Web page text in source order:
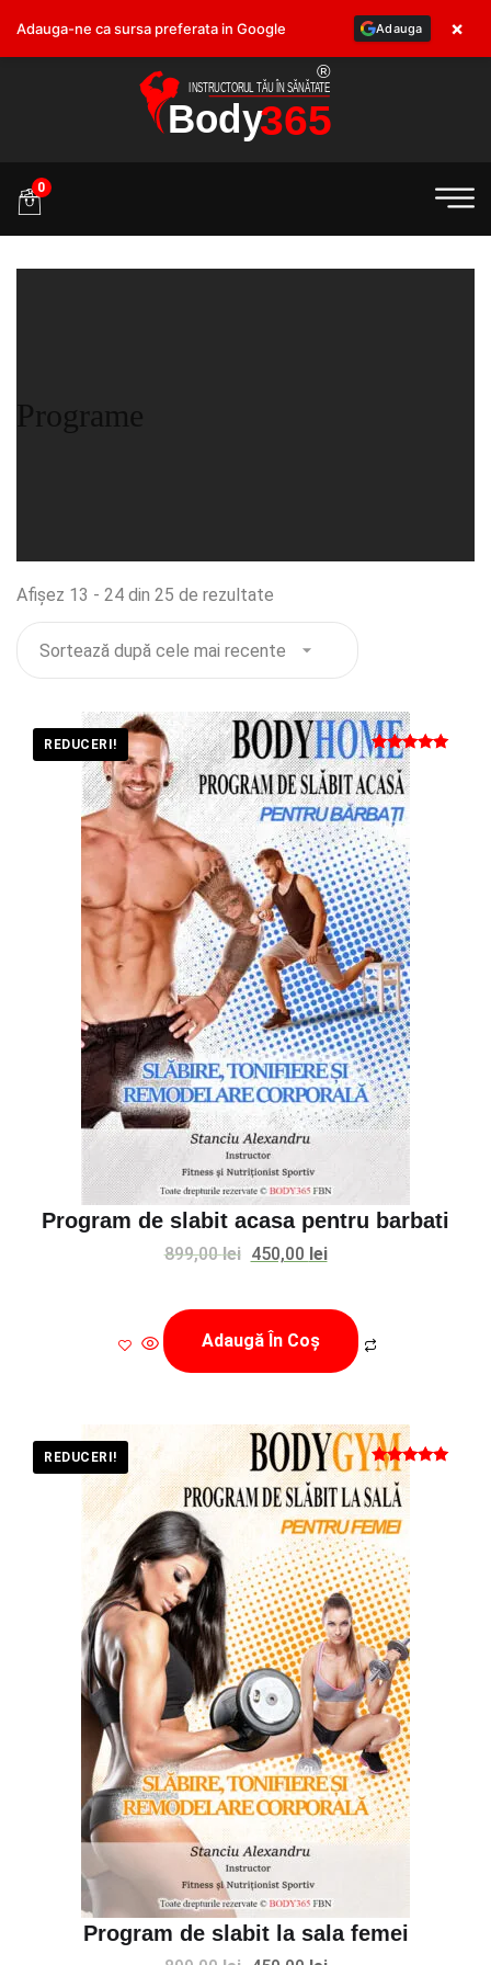
0
Programe
Afișez 13 - 24 din 25 de rezultate
după
cele
mai
recente
REDUCERI!
Program de slabit acasa pentru barbati
Evaluat la
5
din 5
899,00lei Prețul
a
fost:
899,00 lei.
450,00 leiPrețul
este:
450,00 lei.
Adaugă În Coș
REDUCERI!
Program de slabit la sala femei
Evaluat la
5
din 5
Adauga-ne ca sursa preferata in Google Adauga ×